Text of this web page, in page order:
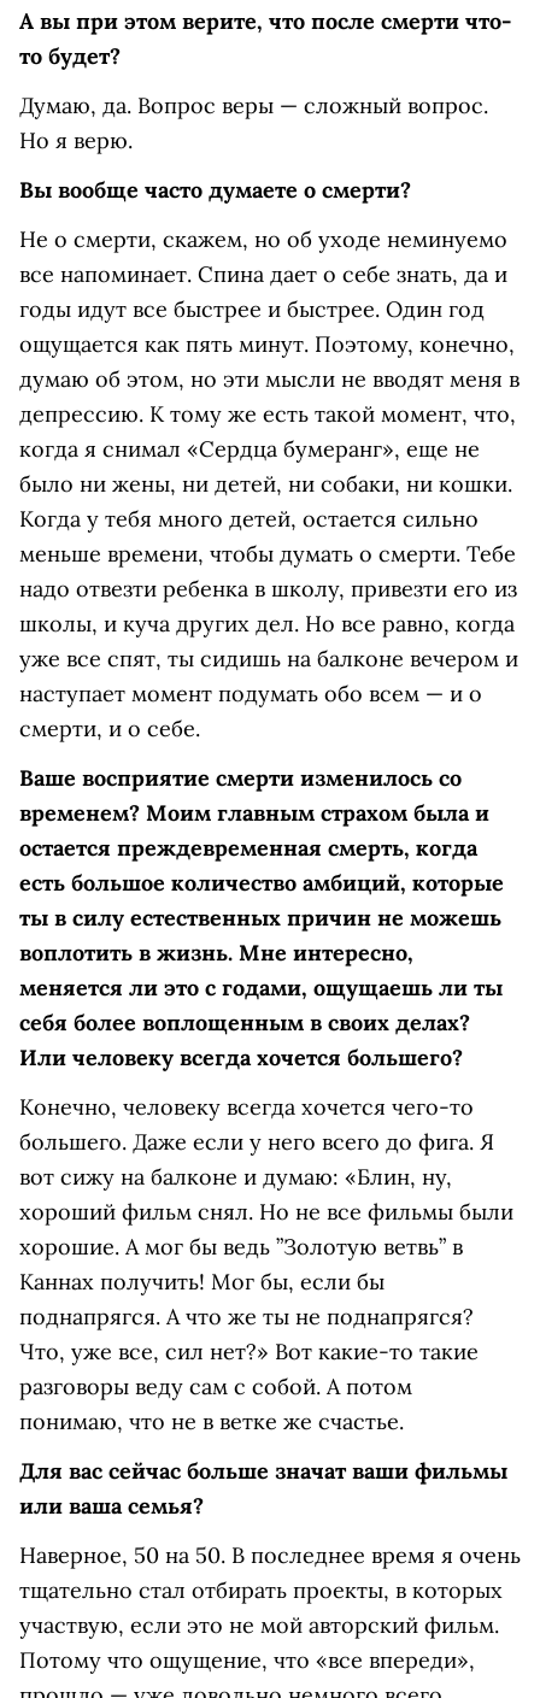
А вы при этом верите, что после смерти что-
то будет?
Думаю, да. Вопрос веры — сложный вопрос.
Но я верю.
Вы вообще часто думаете о смерти?
Не о смерти, скажем, но об уходе неминуемо
все напоминает. Спина дает о себе знать, да и
годы идут все быстрее и быстрее. Один год
ощущается как пять минут. Поэтому, конечно,
думаю об этом, но эти мысли не вводят меня в
депрессию. К тому же есть такой момент, что,
когда я снимал «Сердца бумеранг», еще не
было ни жены, ни детей, ни собаки, ни кошки.
Когда у тебя много детей, остается сильно
меньше времени, чтобы думать о смерти. Тебе
надо отвезти ребенка в школу, привезти его из
школы, и куча других дел. Но все равно, когда
уже все спят, ты сидишь на балконе вечером и
наступает момент подумать обо всем — и о
смерти, и о себе.
Ваше восприятие смерти изменилось со
временем? Моим главным страхом была и
остается преждевременная смерть, когда
есть большое количество амбиций, которые
ты в силу естественных причин не можешь
воплотить в жизнь. Мне интересно,
меняется ли это с годами, ощущаешь ли ты
себя более воплощенным в своих делах?
Или человеку всегда хочется большего?
Конечно, человеку всегда хочется чего-то
большего. Даже если у него всего до фига. Я
вот сижу на балконе и думаю: «Блин, ну,
хороший фильм снял. Но не все фильмы были
хорошие. А мог бы ведь ”Золотую ветвь” в
Каннах получить! Мог бы, если бы
поднапрягся. А что же ты не поднапрягся?
Что, уже все, сил нет?» Вот какие-то такие
разговоры веду сам с собой. А потом
понимаю, что не в ветке же счастье.
Для вас сейчас больше значат ваши фильмы
или ваша семья?
Наверное, 50 на 50. В последнее время я очень
тщательно стал отбирать проекты, в которых
участвую, если это не мой авторский фильм.
Потому что ощущение, что «все впереди»,